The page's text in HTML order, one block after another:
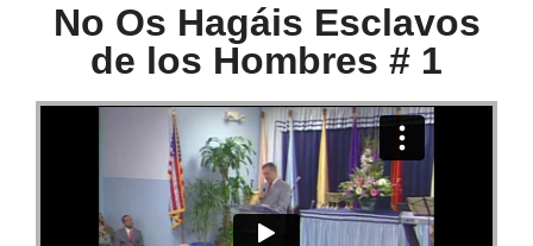
No Os Hagáis Esclavos
de los Hombres # 1